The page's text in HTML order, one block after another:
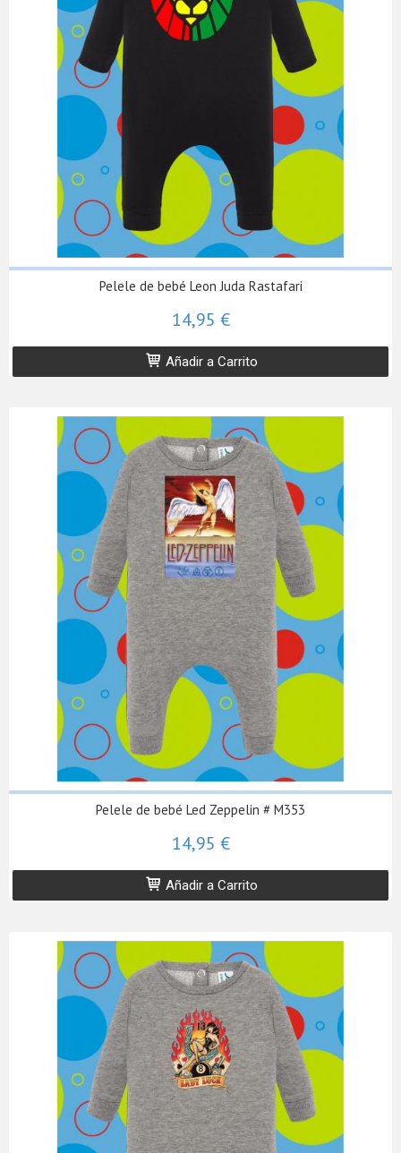
Pelele de bebé Leon Juda Rastafari
14,95 €
Añadir a Carrito
Pelele de bebé Led Zeppelin # M353
14,95 €
Añadir a Carrito